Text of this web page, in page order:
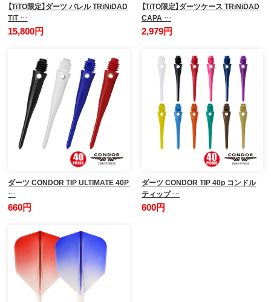
【TiTO限定】ダーツ バレル TRiNiDAD
TiT …
15,800円
【TiTO限定】ダーツケース TRiNiDAD
CAPA …
2,979円
ダーツ CONDOR TIP ULTIMATE 40P
…
660円
ダーツ CONDOR TIP 40p コンドル
ティップ …
600円